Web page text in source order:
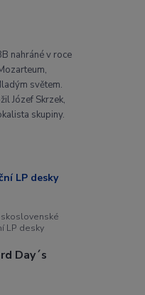
nahráné v roce
světem.
Józef Skrzek,
skupiny.
Day´s
LP desky